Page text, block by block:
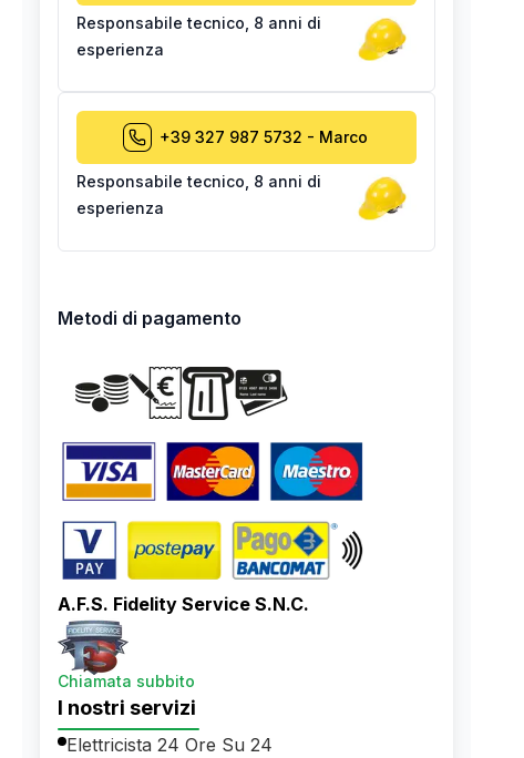
Responsabile tecnico 8 anni di
esperienza
+39 327 987 5732 - Marco
Responsabile tecnico 8 anni di
esperienza
Metodi di pagamento
A.F.S. Fidelity Service S.N.C.
Chiamata subbito
I nostri servizi
Elettricista 24 Ore Su 24